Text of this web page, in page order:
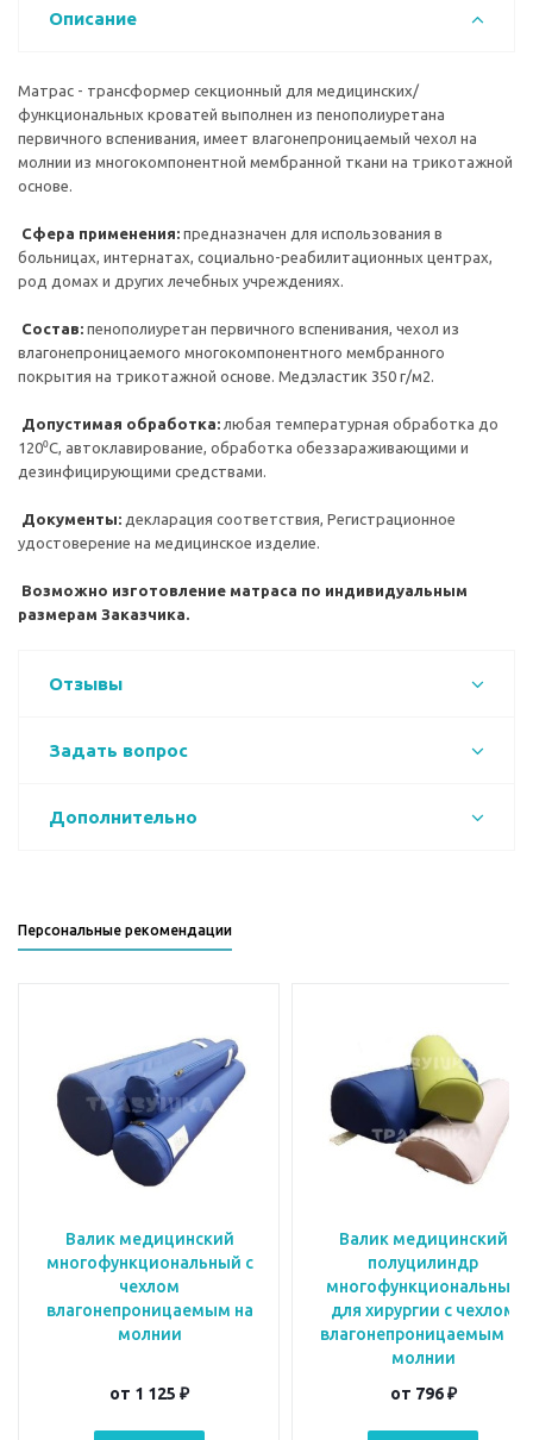
Описание
Матрас - трансформер секционный для медицинских/
функциональных кроватей выполнен из пенополиуретана
первичного вспенивания, имеет влагонепроницаемый чехол на
молнии из многокомпонентной мембранной ткани на трикотажной
основе.
Сфера применения: предназначен для использования в
больницах, интернатах, социально-реабилитационных центрах,
род домах и других лечебных учреждениях.
Состав: пенополиуретан первичного вспенивания, чехол из
влагонепроницаемого многокомпонентного мембранного
покрытия на трикотажной основе. Медэластик 350 г/м2.
Допустимая обработка: любая температурная обработка до
120⁰С, автоклавирование, обработка обеззараживающими и
дезинфицирующими средствами.
Документы: декларация соответствия, Регистрационное
удостоверение на медицинское изделие.
Возможно изготовление матраса по индивидуальным
размерам Заказчика.
Отзывы
Задать вопрос
Дополнительно
Персональные рекомендации
Валик медицинский
многофункциональный с
чехлом
влагонепроницаемым на
молнии
от 1 125 ₽
Валик медицинский
полуцилиндр
многофункциональный
для хирургии с чехлом
влагонепроницаемым на
молнии
от 796 ₽